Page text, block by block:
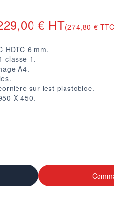
€ HT(274,80 €
HDTC 6 mm.
classe 1.
A4.
sur lest plastobloc.
X 450.